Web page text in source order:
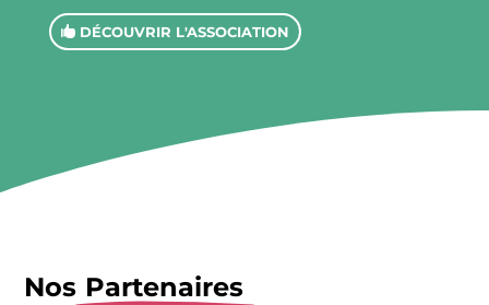
DÉCOUVRIR L'ASSOCIATION
Nos Partenaires